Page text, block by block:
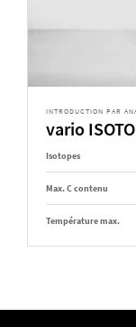
INTRODUCTION PAR
vario
Isotopes
Max. C contenu
Température max.